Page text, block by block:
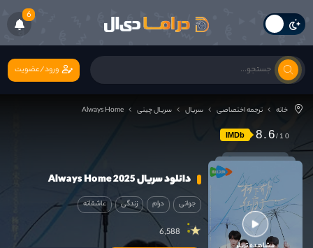
6
ورود/عضویت
خانه ترجمه اختصاصی سریال سریال چینی Always Home
IMDb 8.6
دانلود سریال Always Home 2025
جوانی درام زندگی عاشقانه
6,588